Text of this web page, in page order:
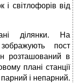
і світлофорів від
ділянки. На
пост
розташований в
плані станції
і непарний.